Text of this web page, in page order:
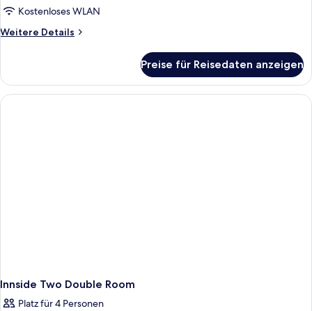
Kostenloses WLAN
Weitere Details
Weitere
King
Room
Preise für Reisedaten anzeigen
Innside Two Double Room
Platz für 4 Personen